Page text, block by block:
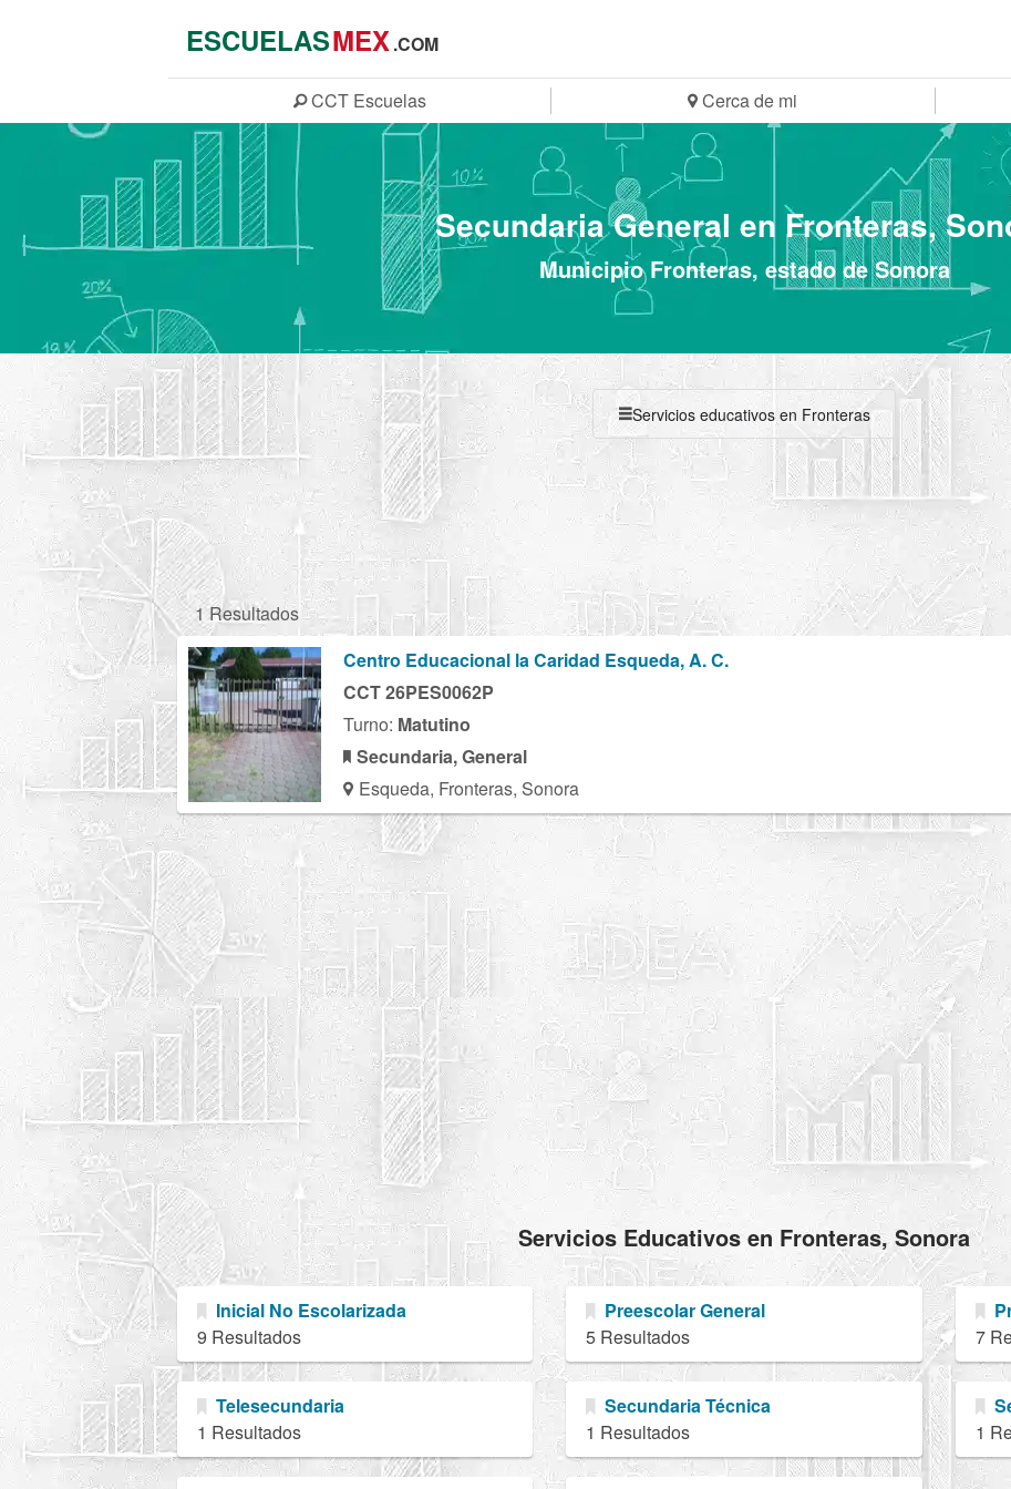
ESCUELASMEX.COM
CCT Escuelas Cerca de mi
Secundaria General en Fronteras,
Municipio Fronteras, estado de Sonora
Servicios educativos en Fronteras
1 Resultados
Centro Educacional la Caridad Esqueda, A. C.
CCT 26PES0062P
Turno: Matutino
Secundaria, General
Esqueda, Fronteras, Sonora
Servicios Educativos en Fronteras, Sonora
Inicial No Escolarizada
9 Resultados
Preescolar General
5 Resultados
7
Telesecundaria
1 Resultados
Secundaria Técnica
1 Resultados
1